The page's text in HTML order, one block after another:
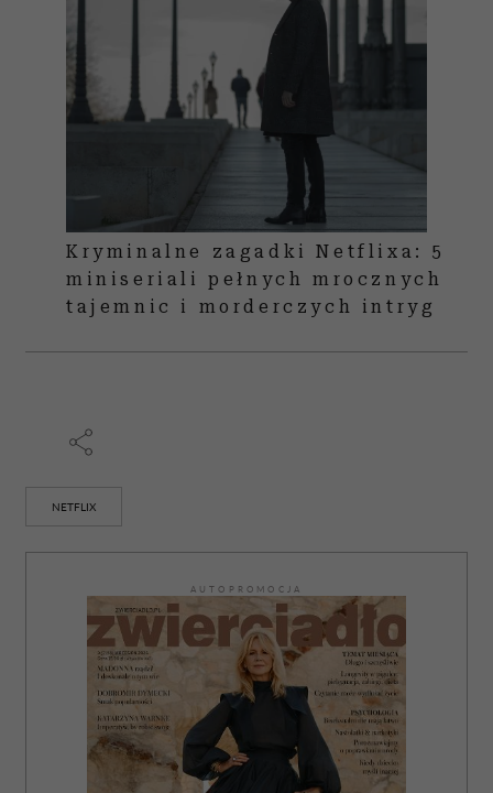
Kryminalne zagadki Netflixa: 5
miniseriali pełnych mrocznych
tajemnic i morderczych intryg
NETFLIX
AUTOPROMOCJA